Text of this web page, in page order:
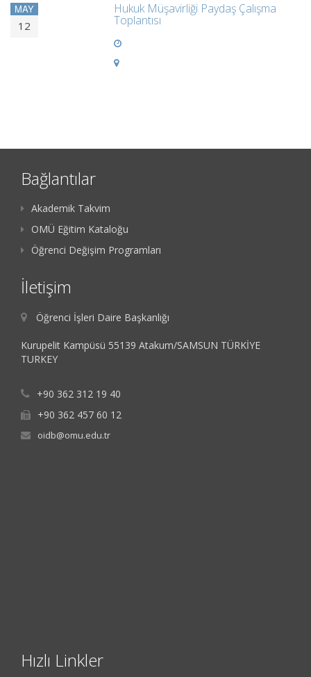
MAY
12
Hukuk Müşavirliği Paydaş Çalışma
Toplantısı
Bağlantılar
Akademik Takvim
OMÜ Eğitim Kataloğu
Öğrenci Değişim Programları
İletişim
Öğrenci İşleri Daire Başkanlığı
Kurupelit Kampüsü 55139 Atakum/SAMSUN TÜRKİYE
TURKEY
+90 362 312 19 40
+90 362 457 60 12
oidb@omu.edu.tr
Hızlı Linkler